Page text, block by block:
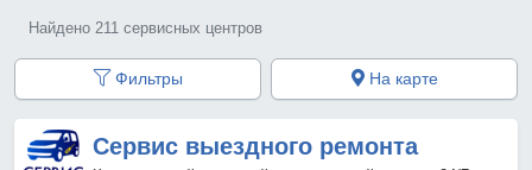
Найдено 211 сервисных центров
Фильтры На карте
Сервис выездного ремонта